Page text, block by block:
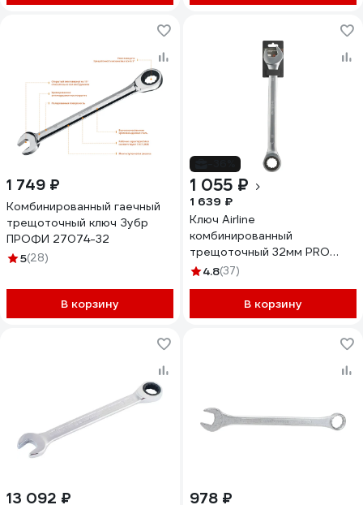
1 749 ₽
Комбинированный гаечный
трещоточный ключ Зубр
ПРОФИ 27074-32
5(28)
В корзину
1 055 ₽
1 639 ₽
Ключ Airline
комбинированный
трещоточный 32мм PRO
ATAL006
4.8(37)
В корзину
13 092 ₽ 978 ₽